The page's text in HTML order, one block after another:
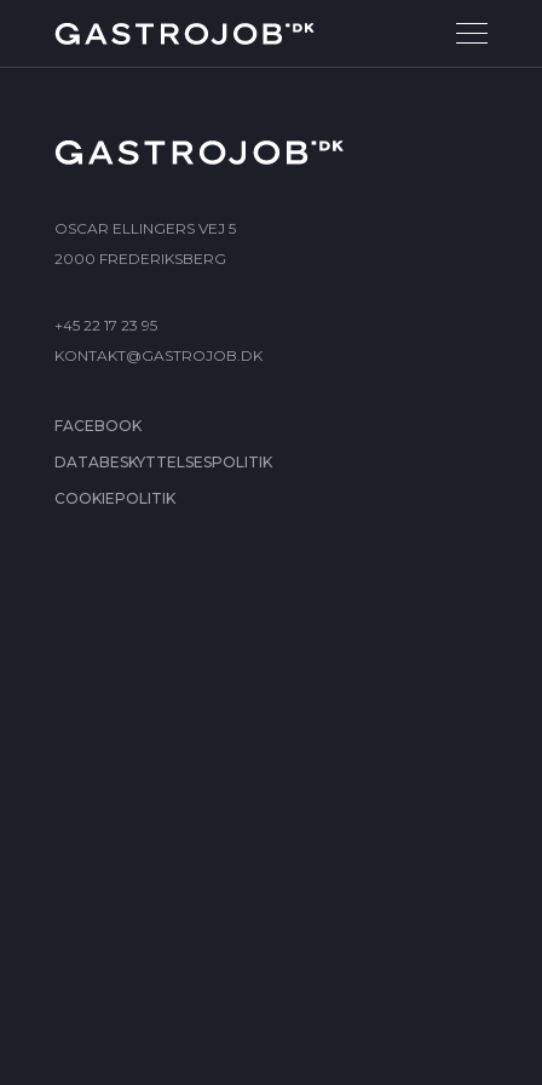
OSCAR ELLINGERS VEJ 5
2000 FREDERIKSBERG
+45 22 17 23 95
KONTAKT@GASTROJOB.DK
FACEBOOK
DATABESKYTTELSESPOLITIK
COOKIEPOLITIK